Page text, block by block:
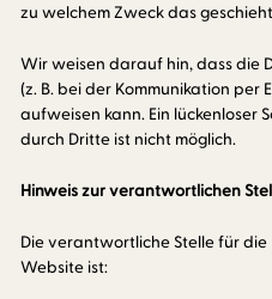
zu welchem Zweck das
Wir weisen darauf hin, dass die
(z. B. bei der Kommunikation per
aufweisen kann. Ein lückenloser
durch Dritte ist nicht möglich.
Hinweis zur verantwortlichen
Die verantwortliche Stelle für
Website ist: